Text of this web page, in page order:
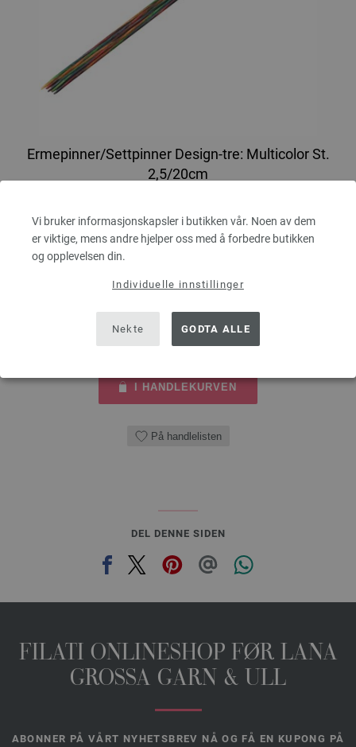
Vi bruker informasjonskapsler i butikken vår. Noen av dem
er viktige, mens andre hjelper oss med å forbedre butikken
og opplevelsen din.
Individuelle innstillinger
Nekte GODTA ALLE
Ermepinner/Settpinner Design-tre: Multicolor St.
2,5/20cm
tykkelse 2,5 mm; lengde ca. 20 cm
Ekskl. MVA, pluss leverans og ev importkostnader
ANTALL
I HANDLEKURVEN
På handlelisten
DEL DENNE SIDEN
FILATI ONLINESHOP FØR LANA
GROSSA GARN & ULL
ABONNER PÅ VÅRT NYHETSBREV NÅ OG FÅ EN KUPONG PÅ